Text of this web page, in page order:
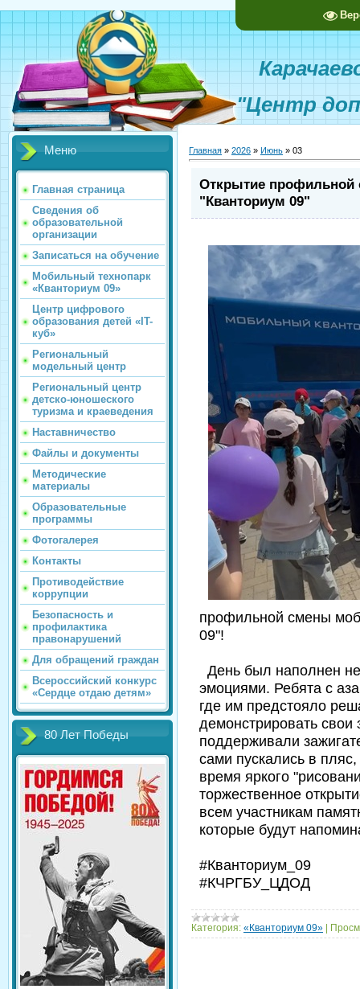
"Центр
Меню
Главная страница
Сведения об
образовательной
организации
Записаться на обучение
Мобильный технопарк
«Кванториум 09»
Центр цифрового
образования детей «IT-
куб»
Региональный
модельный центр
Региональный центр
детско-юношеского
туризма и краеведения
Наставничество
Файлы и документы
Методические
материалы
Образовательные
программы
Фотогалерея
Контакты
Противодействие
коррупции
Безопасность и
профилактика
правонарушений
Для обращений граждан
Всероссийский конкурс
«Сердце отдаю детям»
80 Лет Победы
Главная » 2026 » Июнь » 03
Открытие профильной
"Кванториум 09"
профильной смены
09"!
День был наполнен
эмоциями. Ребята с
где им предстояло
демонстрировать
поддерживали
сами пускались в
время яркого
торжественное
всем участникам
которые будут
#Кванториум_09
#КЧРГБУ_ЦДОД
Категория: «Кванториум 09»